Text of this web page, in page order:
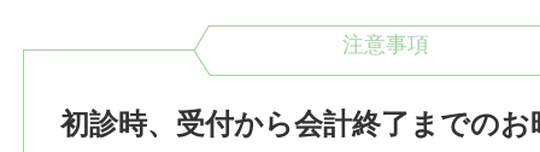
注意事項
初診時、受付から会計終了までのお